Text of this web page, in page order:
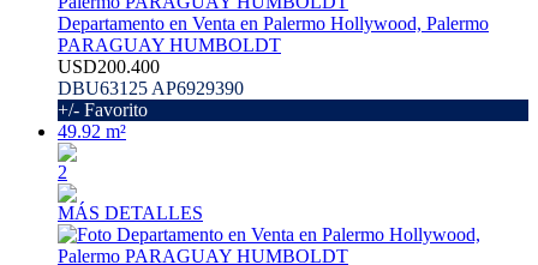
Departamento en Venta en Palermo Hollywood, Palermo
PARAGUAY HUMBOLDT
USD200.400
DBU63125 AP6929390
+/- Favorito
49.92 m²
2
MÁS DETALLES